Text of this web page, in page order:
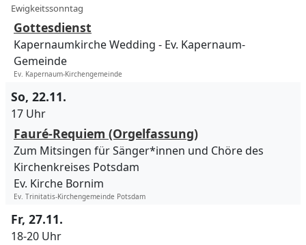
Ewigkeitssonntag
Gottesdienst
Kapernaumkirche Wedding
Ev. Kapernaum-
Gemeinde
Ev. Kapernaum-Kirchengemeinde
So, 22.11.
17 Uhr
Fauré-Requiem (Orgelfassung)
Zum Mitsingen für Sänger*innen und Chöre des
Kirchenkreises Potsdam
Ev. Kirche Bornim
Ev. Trinitatis-Kirchengemeinde Potsdam
Fr, 27.11.
18-20 Uhr